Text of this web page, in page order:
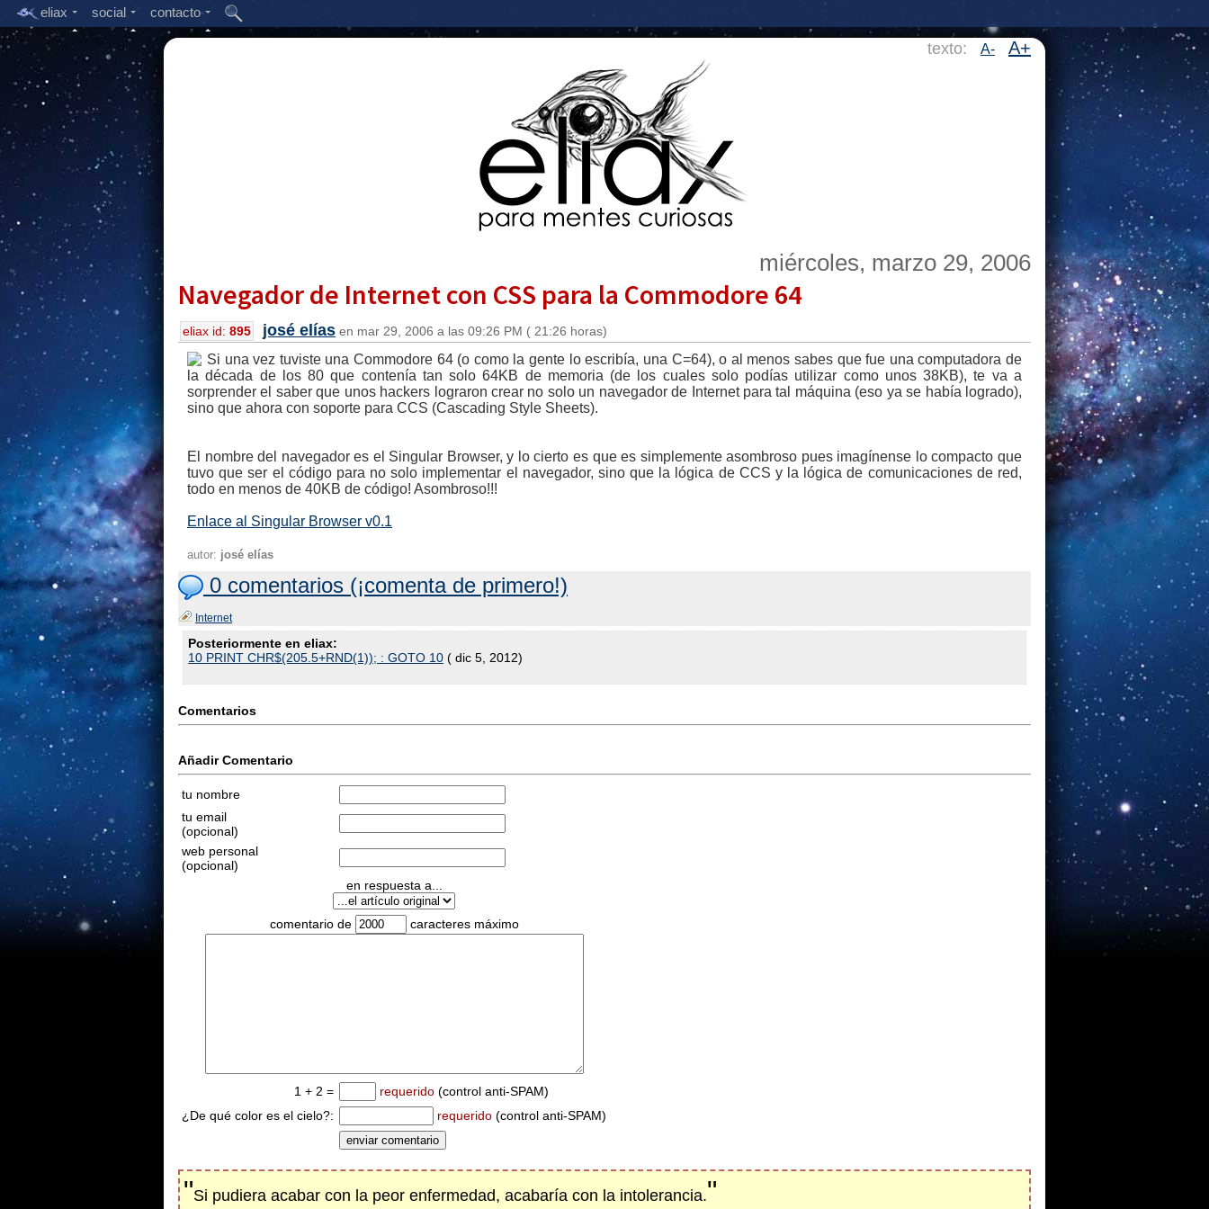
eliax social contacto
texto: A- A+
miércoles, marzo 29, 2006
Navegador de Internet con CSS para la Commodore 64
eliax id: 895 josé elías en mar 29, 2006 a las 09:26 PM ( 21:26 horas)
Si una vez tuviste una Commodore 64 (o como la gente lo escribía, una C=64), o al menos sabes que fue una computadora de
la década de los 80 que contenía tan solo 64KB de memoria (de los cuales solo podías utilizar como unos 38KB), te va a
sorprender el saber que unos hackers lograron crear no solo un navegador de Internet para tal máquina (eso ya se había logrado),
sino que ahora con soporte para CCS (Cascading Style Sheets).
El nombre del navegador es el Singular Browser, y lo cierto es que es simplemente asombroso pues imagínense lo compacto que
tuvo que ser el código para no solo implementar el navegador, sino que la lógica de CCS y la lógica de comunicaciones de red,
todo en menos de 40KB de código! Asombroso!!!
Enlace al Singular Browser v0.1
autor: josé elías
0 comentarios (¡comenta de primero!)
Internet
Posteriormente en eliax:
10 PRINT CHR$(205.5+RND(1)); : GOTO 10 ( dic 5, 2012)
Comentarios
Añadir Comentario
tu nombre
tu email
(opcional)
web personal
(opcional)
en respuesta a...
comentario de caracteres máximo
1 + 2 = requerido (control anti-SPAM)
¿De qué color es el cielo?:
requerido (control anti-SPAM)
"Si pudiera acabar con la peor enfermedad, acabaría con la intolerancia."